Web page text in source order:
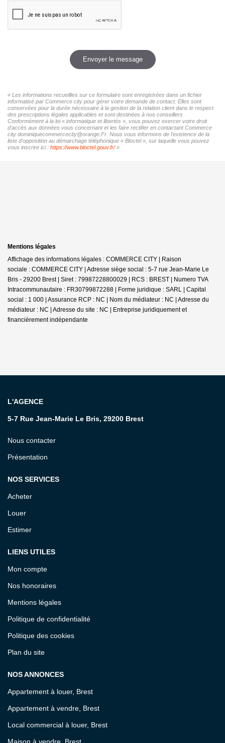
Envoyer le message
« Les informations recueillies sur ce formulaire sont enregistrées dans un fichier
informatisé par Commerce city pour gérer votre demande de contact. Elles sont
conservées pour la durée nécessaire à la gestion de la relation client dans le respect
des prescriptions légales applicables et sont destinées à nos conseillers
Conformément à la loi « informatique et libertés », vous pouvez exercer votre droit
d'accès aux données vous concernant et les faire rectifier en contactant Commerce
city dominiquecommercecity@orange.Fr. Nous vous informons de l'existence de la
liste d'opposition au démarchage téléphonique « Bloctel », sur laquelle vous pouvez
vous inscrire ici : https://www.bloctel.gouv.fr/»
Mentions légales
Affichage des informations légales : COMMERCE CITY | Raison
sociale : COMMERCE CITY | Adresse siège social : 5-7 rue Jean-Marie Le
Bris - 29200 Brest | Siret : 79987228800029 | RCS : BREST | Numero TVA
Intracommunautaire : FR30799872288 | Forme juridique : SARL | Capital
social : 1 000 | Assurance RCP : NC | Nom du médiateur : NC | Adresse du
médiateur : NC | Adresse du site : NC | Entreprise juridiquement et
financièrement indépendante
L'AGENCE
5-7 Rue Jean-Marie Le Bris, 29200 Brest
Nous contacter
Présentation
NOS SERVICES
Acheter
Louer
Estimer
LIENS UTILES
Mon compte
Nos honoraires
Mentions légales
Politique de confidentialité
Politique des cookies
Plan du site
NOS ANNONCES
Appartement à louer, Brest
Appartement à vendre, Brest
Local commercial à louer, Brest
Maison à vendre, Brest